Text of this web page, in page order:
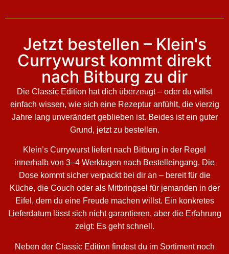
Jetzt bestellen – Klein's
Currywurst kommt direkt
nach Bitburg zu dir
Die Classic Edition hat dich überzeugt – oder du willst
einfach wissen, wie sich eine Rezeptur anfühlt, die vierzig
Jahre lang unverändert geblieben ist. Beides ist ein guter
Grund, jetzt zu bestellen.
Klein’s Currywurst liefert nach Bitburg in der Regel
innerhalb von 3–4 Werktagen nach Bestelleingang. Die
Dose kommt sicher verpackt bei dir an – bereit für die
Küche, die Couch oder als Mitbringsel für jemanden in der
Eifel, dem du eine Freude machen willst. Ein konkretes
Lieferdatum lässt sich nicht garantieren, aber die Erfahrung
zeigt: Es geht schnell.
Neben der Classic Edition findest du im Sortiment noch